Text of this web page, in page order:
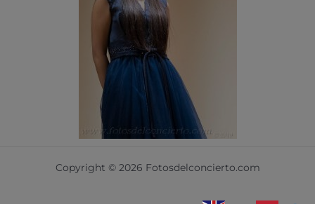
Copyright © 2026 Fotosdelconcierto.com